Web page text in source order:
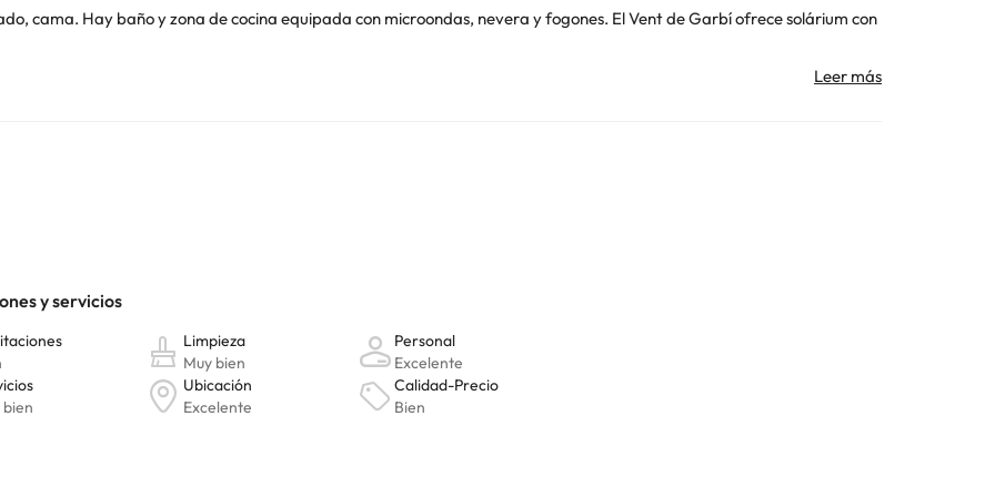
cama. Hay baño y zona de cocina equipada con microondas, nevera y fogones. El Vent de Garbí ofrece solárium con
griegas de Empúries, a 20 minutos en coche de Figueres y a 50 minutos en coche de Girona. Hay aparcamiento
metálico
Puedes consultar sus tarifas directamente en el establecimiento. Toda la información de esta ficha está sujeta a